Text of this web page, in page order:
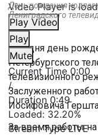
Video Player is
Play Video
Play
Mute
Current Time 0:00
/
Duration 0:49
Loaded: 32.20%
Stream TypeLIVE
День рождения
Лениградского
Сегодня день
Петербургского
телевизионного
Заслуженного
Иосифовича
За время работы